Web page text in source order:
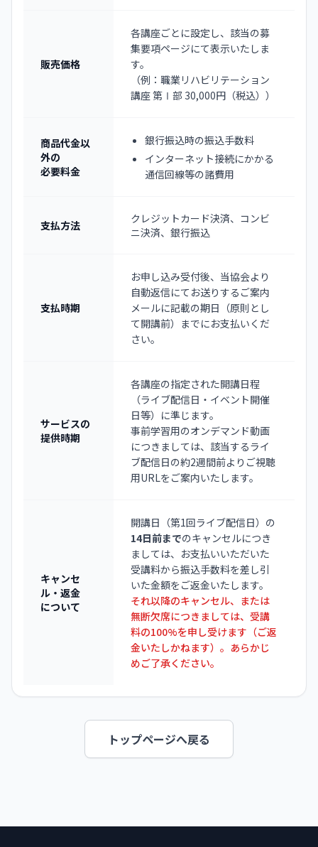
販売価格
各講座ごとに設定し、該当の募
集要項ページにて表示いたしま
す。
（例：職業リハビリテーション
講座 第Ⅰ部 30,000円（税込））
商品代金以
外の
必要料金
銀行振込時の振込手数料
インターネット接続にかかる
通信回線等の諸費用
支払方法
クレジットカード決済、コンビ
ニ決済、銀行振込
支払時期
お申し込み受付後、当協会より
自動返信にてお送りするご案内
メールに記載の期日（原則とし
て開講前）までにお支払いくだ
さい。
サービスの
提供時期
各講座の指定された開講日程
（ライブ配信日・イベント開催
日等）に準じます。
事前学習用のオンデマンド動画
につきましては、該当するライ
ブ配信日の約2週間前よりご視聴
用URLをご案内いたします。
キャンセ
ル・返金
について
開講日（第1回ライブ配信日）の
14日前までのキャンセルにつき
ましては、お支払いいただいた
受講料から振込手数料を差し引
いた金額をご返金いたします。
それ以降のキャンセル、または
無断欠席につきましては、受講
料の100%を申し受けます（ご返
金いたしかねます）。あらかじ
めご了承ください。
トップページへ戻る